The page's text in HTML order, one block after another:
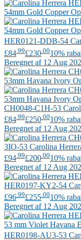
HER0121-DDB-54
£84 .99£230 .0010%
Beregnet af 12 Aug
CH0048-C1H-53
£84 .99£250 .0010%
Beregnet af 12 Aug
3IO-53 Carolina
£94 .99£200 .0010%
Beregnet af 12 Aug
HER0197-KY2-54
£96 .99£255 .0010%
Beregnet af 12 Aug
HER0198-AU3-53